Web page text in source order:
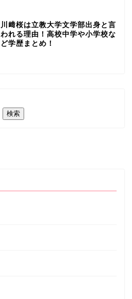
川﨑桜は立教大学文学部出身と言
われる理由！高校中学や小学校な
ど学歴まとめ！
検索